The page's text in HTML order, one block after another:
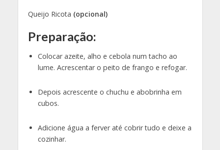
Queijo Ricota (opcional)
Preparação:
Colocar azeite, alho e cebola num tacho ao
lume. Acrescentar o peito de frango e refogar.
Depois acrescente o chuchu e abobrinha em
cubos.
Adicione água a ferver até cobrir tudo e deixe a
cozinhar.